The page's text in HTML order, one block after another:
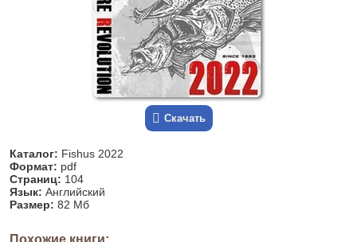
Скачать
Каталог: Fishus 2022
Формат: pdf
Страниц: 104
Язык: Английский
Размер: 82 Мб